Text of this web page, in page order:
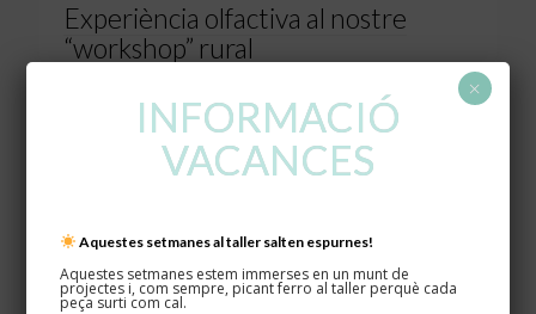
Experiència olfactiva al nostre
“workshop” rural
0 Read more
INFORMACIÓ
VACANCES
Aquestes setmanes al taller salten espurnes!
Aquestes setmanes estem immerses en un munt de
projectes i, com sempre, picant ferro al taller perquè cada
peça surti com cal.
×